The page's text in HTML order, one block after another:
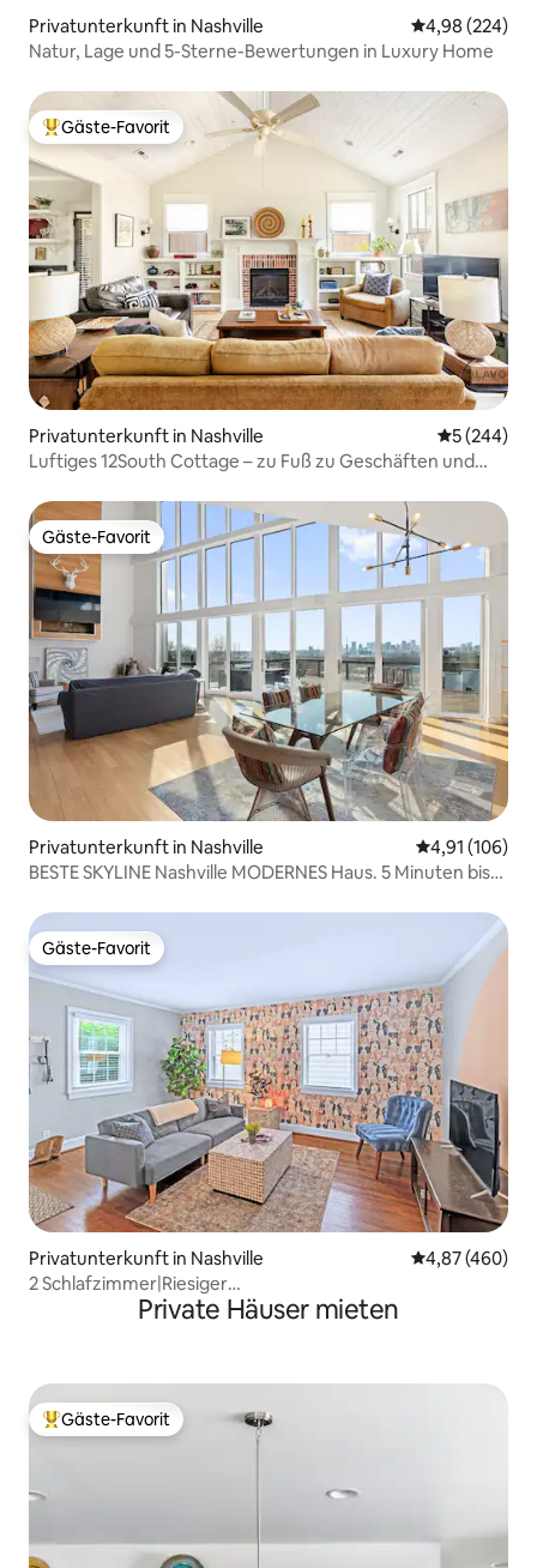
Privatunterkunft in Nashville
4,98 (224)
Natur, Lage und 5-Sterne-Bewertungen in Luxury Home
Beliebter Gäste-Favorit.
Gäste-Favorit
Privatunterkunft in Nashville
5 (244)
Luftiges 12South Cottage – zu Fuß zu Geschäften und
Gäste-Favorit
Gäste-Favorit
Privatunterkunft in Nashville
4,91 (106)
BESTE SKYLINE Nashville MODERNES Haus. 5 Minuten bis
Gäste-Favorit
Gäste-Favorit
Privatunterkunft in Nashville
4,87 (460)
2 Schlafzimmer|Riesiger
Hof|Einfahrt|Haustierfreundlich|Vandy
Private Häuser mieten
Beliebter Gäste-Favorit.
Gäste-Favorit